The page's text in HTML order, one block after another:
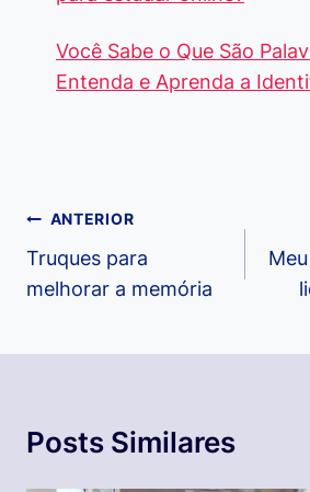
Você Sabe o Que São
Entenda e Aprenda a
Navegação
de
Post
ANTERIOR
Truques para
melhorar a memória
Posts Similares